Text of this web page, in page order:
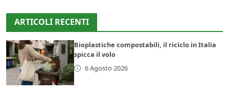
ARTICOLI RECENTI
Bioplastiche compostabili, il riciclo in Italia
spicca il volo
6 Agosto 2026